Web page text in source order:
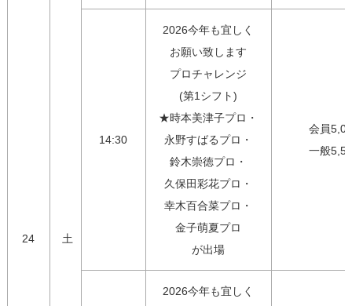
24 土
14:30
2026今年も宜しく
お願い致します
プロチャレンジ
(第1シフト)
★時本美津子プロ・
永野すばるプロ・
鈴木崇徳プロ・
久保田彩花プロ・
幸木百合菜プロ・
金子萌夏プロ
が出場
会員
一般
2026今年も宜しく